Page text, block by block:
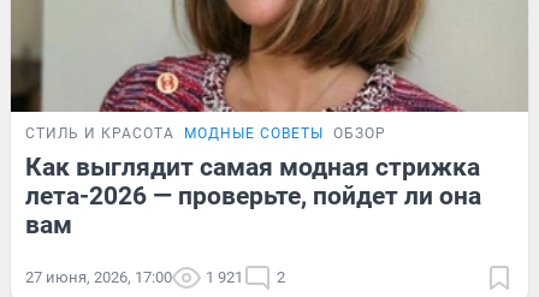
СТИЛЬ И КРАСОТА МОДНЫЕ СОВЕТЫ ОБЗОР
Как выглядит самая модная стрижка
лета-2026 — проверьте, пойдет ли она
вам
27 июня, 2026, 17:00 1 921 2